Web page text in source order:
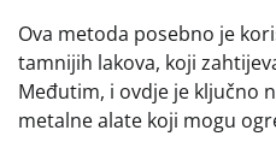
Ova metoda posebno je
tamnijih lakova, koji
Međutim, i ovdje je ključno
metalne alate koji mogu